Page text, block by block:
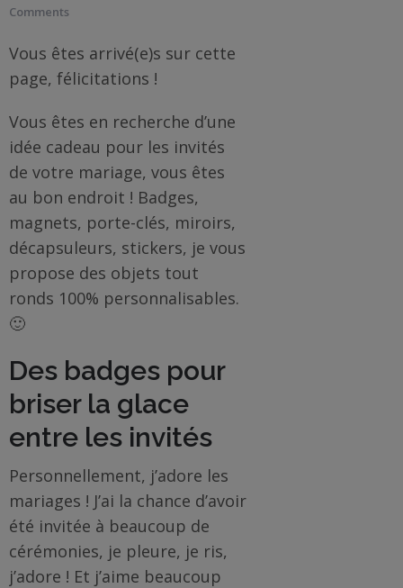
Comments
Vous êtes arrivé(e)s sur cette
page, félicitations !
Vous êtes en recherche d’une
idée cadeau pour les invités
de votre mariage, vous êtes
au bon endroit ! Badges,
magnets, porte-clés, miroirs,
décapsuleurs, stickers, je vous
propose des objets tout
ronds 100% personnalisables.
🙂
Des badges pour
briser la glace
entre les invités
Personnellement, j’adore les
mariages ! J’ai la chance d’avoir
été invitée à beaucoup de
cérémonies, je pleure, je ris,
j’adore ! Et j’aime beaucoup
OBJETS
BOUTIQUE
Objets
personnalisés
Annonce
Grossesse
Cadeaux
Témoins
Maîtresses
/ Nounou /
Crèche
/
Enfants
Messages
rigolos